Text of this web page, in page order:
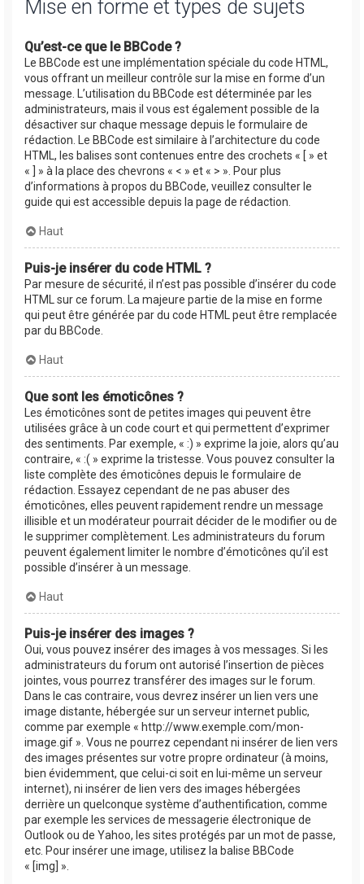
Mise en forme et types de sujets
Qu’est-ce que le BBCode ?
Le BBCode est une implémentation spéciale du code HTML,
vous offrant un meilleur contrôle sur la mise en forme d’un
message. L’utilisation du BBCode est déterminée par les
administrateurs, mais il vous est également possible de la
désactiver sur chaque message depuis le formulaire de
rédaction. Le BBCode est similaire à l’architecture du code
HTML, les balises sont contenues entre des crochets « [ » et
« ] » à la place des chevrons « < » et « > ». Pour plus
d’informations à propos du BBCode, veuillez consulter le
guide qui est accessible depuis la page de rédaction.
Haut
Puis-je insérer du code HTML ?
Par mesure de sécurité, il n’est pas possible d’insérer du code
HTML sur ce forum. La majeure partie de la mise en forme
qui peut être générée par du code HTML peut être remplacée
par du BBCode.
Haut
Que sont les émoticônes ?
Les émoticônes sont de petites images qui peuvent être
utilisées grâce à un code court et qui permettent d’exprimer
des sentiments. Par exemple, « :) » exprime la joie, alors qu’au
contraire, « :( » exprime la tristesse. Vous pouvez consulter la
liste complète des émoticônes depuis le formulaire de
rédaction. Essayez cependant de ne pas abuser des
émoticônes, elles peuvent rapidement rendre un message
illisible et un modérateur pourrait décider de le modifier ou de
le supprimer complètement. Les administrateurs du forum
peuvent également limiter le nombre d’émoticônes qu’il est
possible d’insérer à un message.
Haut
Puis-je insérer des images ?
Oui, vous pouvez insérer des images à vos messages. Si les
administrateurs du forum ont autorisé l’insertion de pièces
jointes, vous pourrez transférer des images sur le forum.
Dans le cas contraire, vous devrez insérer un lien vers une
image distante, hébergée sur un serveur internet public,
comme par exemple « http://www.exemple.com/mon-
image.gif ». Vous ne pourrez cependant ni insérer de lien vers
des images présentes sur votre propre ordinateur (à moins,
bien évidemment, que celui-ci soit en lui-même un serveur
internet), ni insérer de lien vers des images hébergées
derrière un quelconque système d’authentification, comme
par exemple les services de messagerie électronique de
Outlook ou de Yahoo, les sites protégés par un mot de passe,
etc. Pour insérer une image, utilisez la balise BBCode
« [img] ».